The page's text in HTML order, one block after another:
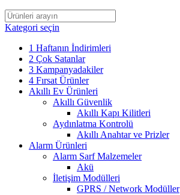
Kategori seçin
1 Haftanın İndirimleri
2 Çok Satanlar
3 Kampanyadakiler
4 Fırsat Ürünler
Akıllı Ev Ürünleri
Akıllı Güvenlik
Akıllı Kapı Kilitleri
Aydınlatma Kontrolü
Akıllı Anahtar ve Prizler
Alarm Ürünleri
Alarm Sarf Malzemeler
Akü
İletişim Modülleri
GPRS / Network Modüller